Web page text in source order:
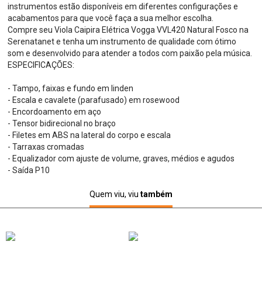
instrumentos estão disponíveis em diferentes configurações e
acabamentos para que você faça a sua melhor escolha.
Compre seu Viola Caipira Elétrica Vogga VVL420 Natural Fosco na
Serenatanet e tenha um instrumento de qualidade com ótimo
som e desenvolvido para atender a todos com paixão pela música.
ESPECIFICAÇÕES:
- Tampo, faixas e fundo em linden
- Escala e cavalete (parafusado) em rosewood
- Encordoamento em aço
- Tensor bidirecional no braço
- Filetes em ABS na lateral do corpo e escala
- Tarraxas cromadas
- Equalizador com ajuste de volume, graves, médios e agudos
- Saída P10
Quem viu, viu também